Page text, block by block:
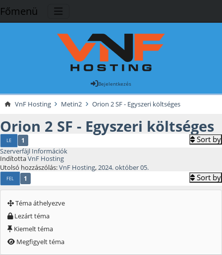
Főmenü
Bejelentkezés
VnF Hosting Metin2 Orion 2 SF - Egyszeri költséges
Orion 2 SF - Egyszeri költséges
LE 1 Sort by
Szerverfájl Információk
IndítottaVnF Hosting
Utolsó hozzászólás:VnF Hosting,2024. október 05.
FEL 1 Sort by
Téma áthelyezve
Lezárt téma
Kiemelt téma
Megfigyelt téma